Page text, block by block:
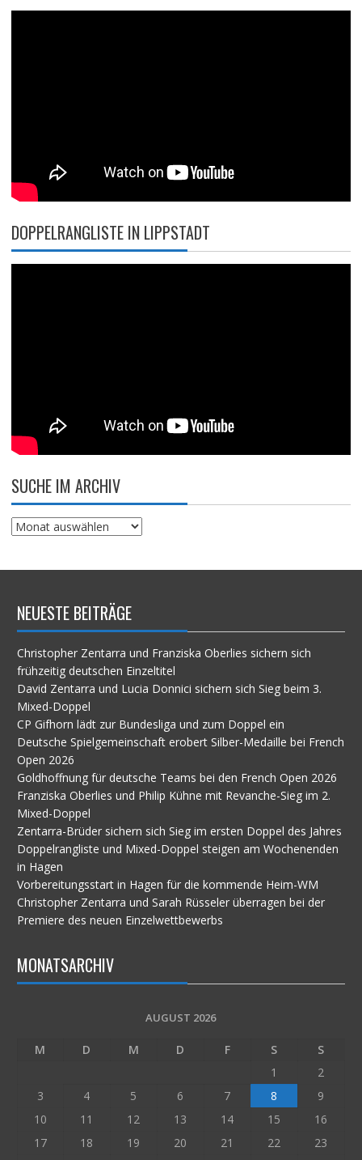
DOPPELRANGLISTE IN LIPPSTADT
SUCHE IM ARCHIV
Suche
NEUESTE BEITRÄGE
Christopher Zentarra und Franziska Oberlies sichern sich
frühzeitig deutschen Einzeltitel
David Zentarra und Lucia Donnici sichern sich Sieg beim 3.
Mixed-Doppel
CP Gifhorn lädt zur Bundesliga und zum Doppel ein
Deutsche Spielgemeinschaft erobert Silber-Medaille bei French
Open 2026
Goldhoffnung für deutsche Teams bei den French Open 2026
Franziska Oberlies und Philip Kühne mit Revanche-Sieg im 2.
Mixed-Doppel
Zentarra-Brüder sichern sich Sieg im ersten Doppel des Jahres
Doppelrangliste und Mixed-Doppel steigen am Wochenenden
in Hagen
Vorbereitungsstart in Hagen für die kommende Heim-WM
Christopher Zentarra und Sarah Rüsseler überragen bei der
Premiere des neuen Einzelwettbewerbs
MONATSARCHIV
AUGUST 2026
M D M D F S
S
1
2
3
4 5 6 7 8
9
10
11 12 13 14 15
16
17
18 19 20 21 22
23